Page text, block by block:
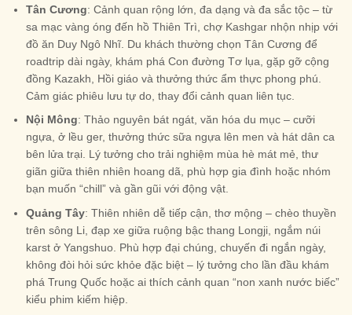
Tân Cương: Cảnh quan rộng lớn, đa dạng và đa sắc tộc – từ
sa mạc vàng óng đến hồ Thiên Trì, chợ Kashgar nhộn nhịp với
đồ ăn Duy Ngô Nhĩ. Du khách thường chọn Tân Cương để
roadtrip dài ngày, khám phá Con đường Tơ lụa, gặp gỡ cộng
đồng Kazakh, Hồi giáo và thưởng thức ẩm thực phong phú.
Cảm giác phiêu lưu tự do, thay đổi cảnh quan liên tục.
Nội Mông: Thảo nguyên bát ngát, văn hóa du mục – cưỡi
ngựa, ở lều ger, thưởng thức sữa ngựa lên men và hát dân ca
bên lửa trại. Lý tưởng cho trải nghiệm mùa hè mát mẻ, thư
giãn giữa thiên nhiên hoang dã, phù hợp gia đình hoặc nhóm
bạn muốn “chill” và gần gũi với động vật.
Quảng Tây: Thiên nhiên dễ tiếp cận, thơ mộng – chèo thuyền
trên sông Li, đạp xe giữa ruộng bậc thang Longji, ngắm núi
karst ở Yangshuo. Phù hợp đại chúng, chuyến đi ngắn ngày,
không đòi hỏi sức khỏe đặc biệt – lý tưởng cho lần đầu khám
phá Trung Quốc hoặc ai thích cảnh quan “non xanh nước biếc”
kiểu phim kiếm hiệp.